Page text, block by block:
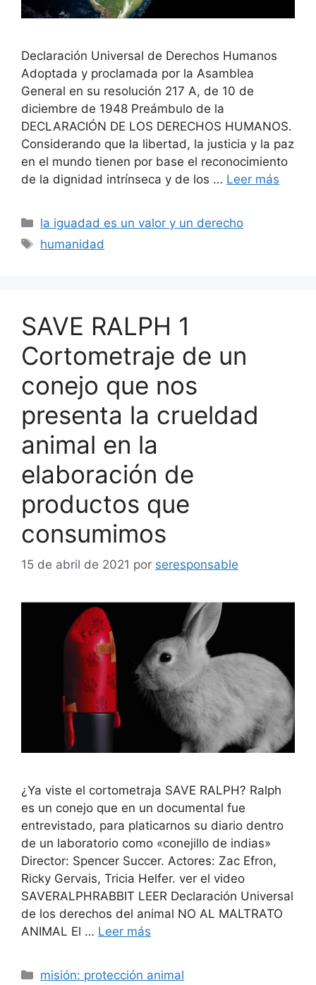
Declaración Universal de Derechos Humanos
Adoptada y proclamada por la Asamblea
General en su resolución 217 A, de 10 de
diciembre de 1948 Preámbulo de la
DECLARACIÓN DE LOS DERECHOS HUMANOS.
Considerando que la libertad, la justicia y la paz
en el mundo tienen por base el reconocimiento
de la dignidad intrínseca y de los … Leer más
Categorías
la iguadad es un valor y un derecho
Etiquetas
humanidad
SAVE RALPH 1
Cortometraje de un
conejo que nos
presenta la crueldad
animal en la
elaboración de
productos que
consumimos
15 de abril de 2021 por seresponsable
¿Ya viste el cortometraja SAVE RALPH? Ralph
es un conejo que en un documental fue
entrevistado, para platicarnos su diario dentro
de un laboratorio como «conejillo de indias»
Director: Spencer Succer. Actores: Zac Efron,
Ricky Gervais, Tricia Helfer. ver el video
SAVERALPHRABBIT LEER Declaración Universal
de los derechos del animal NO AL MALTRATO
ANIMAL El … Leer más
Categorías
misión: protección animal